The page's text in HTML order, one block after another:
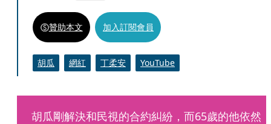
贊助本文 加入訂閱會員
胡瓜 網紅 丁柔安 YouTube
胡瓜剛解決和民視的合約糾紛，而65歲的他依然